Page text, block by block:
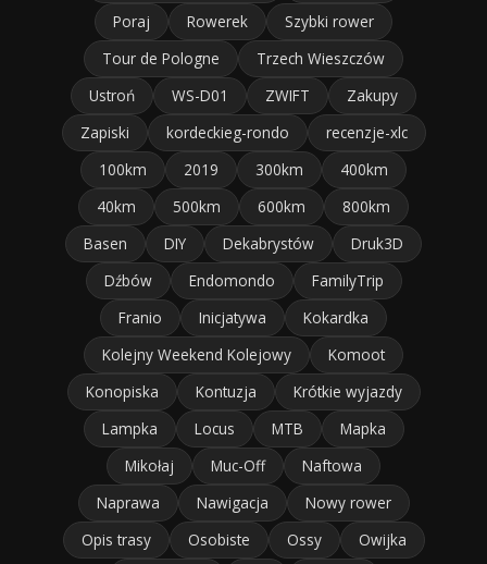
Poraj Rowerek
Szybki rower
Tour de Pologne
Trzech Wieszczów
Ustroń
WS-D01 ZWIFT
Zakupy
Zapiski
kordeckieg-rondo
recenzje-xlc
100km
2019 300km
400km
40km
500km 600km
800km
Basen
DIY Dekabrystów
Druk3D
Dźbów
Endomondo
FamilyTrip
Franio
Inicjatywa
Kokardka
Kolejny Weekend Kolejowy
Komoot
Konopiska
Kontuzja
Krótkie wyjazdy
Lampka
Locus MTB
Mapka
Mikołaj
Muc-Off
Naftowa
Naprawa
Nawigacja
Nowy rower
Opis trasy
Osobiste Ossy
Owijka